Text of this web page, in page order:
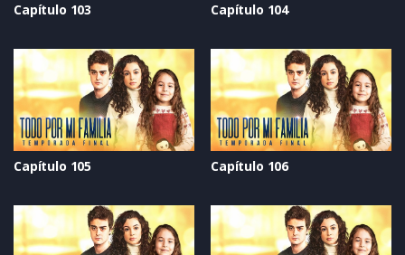
Capítulo 103 Capítulo 104
Capítulo 105 Capítulo 106